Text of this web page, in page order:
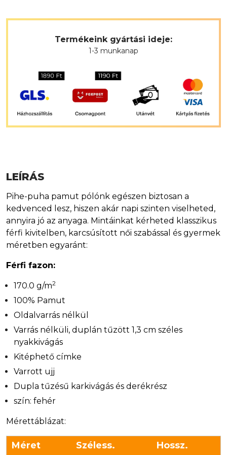
Termékeink gyártási ideje:
1-3 munkanap
LEÍRÁS
Pihe-puha pamut pólónk egészen biztosan a
kedvenced lesz, hiszen akár napi szinten viselheted,
annyira jó az anyaga. Mintáinkat kérheted klasszikus
férfi kivitelben, karcsúsított női szabással és gyermek
méretben egyaránt:
Férfi fazon:
170.0 g/m2
100% Pamut
Oldalvarrás nélkül
Varrás nélküli, duplán tűzött 1,3 cm széles
nyakkivágás
Kitéphető címke
Varrott ujj
Dupla tűzésű karkivágás és derékrész
szín: fehér
Mérettáblázat:
Méret Széless. Hossz.